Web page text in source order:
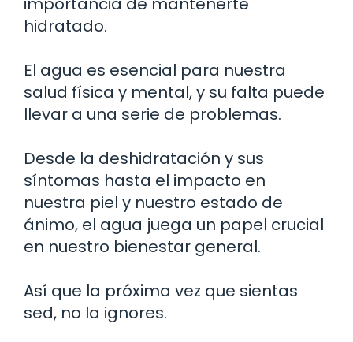
hidratado.
El agua es esencial para nuestra
salud física y mental, y su falta puede
llevar a una serie de problemas.
Desde la deshidratación y sus
síntomas hasta el impacto en
nuestra piel y nuestro estado de
ánimo, el agua juega un papel crucial
en nuestro bienestar general.
Así que la próxima vez que sientas
sed, no la ignores.